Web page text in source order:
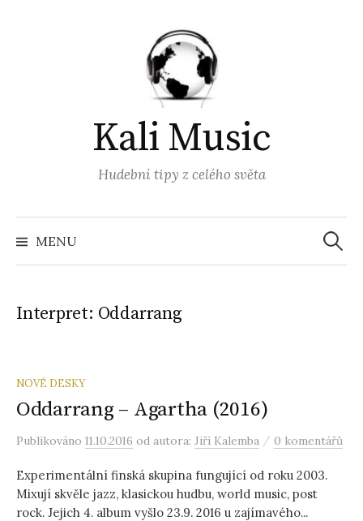
Kali Music
Hudební tipy z celého světa
MENU
Interpret: Oddarrang
NOVÉ DESKY
Oddarrang – Agartha (2016)
Publikováno 11.10.2016 od autora: Jiří Kalemba / 0 komentářů
Experimentální finská skupina fungující od roku 2003.
Mixují skvěle jazz, klasickou hudbu, world music, post
rock. Jejich 4. album vyšlo 23.9. 2016 u zajímavého...